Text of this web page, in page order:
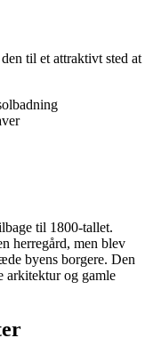
til et attraktivt sted at
til 1800-tallet.
herregård, men blev
byens borgere. Den
arkitektur og gamle